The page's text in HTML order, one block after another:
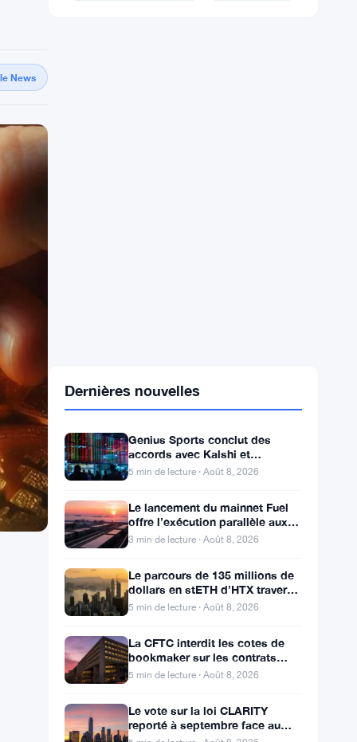
News
Genius Sports conclut des
Polymarket alors que le chiffre
d’affaires du T2 atteint
5 min de lecture · Août 8, 2026
Le lancement du mainnet Fuel
développeurs d’Ethereum
3 min de lecture · Août 8, 2026